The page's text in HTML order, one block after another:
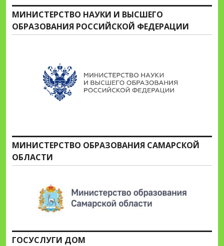
МИНИСТЕРСТВО НАУКИ И ВЫСШЕГО
ОБРАЗОВАНИЯ РОССИЙСКОЙ ФЕДЕРАЦИИ
МИНИСТЕРСТВО ОБРАЗОВАНИЯ САМАРСКОЙ
ОБЛАСТИ
ГОСУСЛУГИ ДОМ